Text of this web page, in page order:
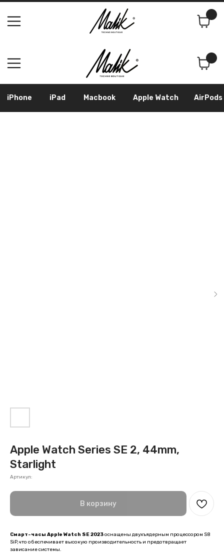
Поиск
iPhone Apple Watch
Apple Watch Series SE 2, 44mm,
Starlight
Артикул:
В корзину
Смарт-часы Apple Watch SE 2023оснащены двухъядерным процессором S8
SiP, что обеспечивает высокую производительность и предотвращает
зависание системы.